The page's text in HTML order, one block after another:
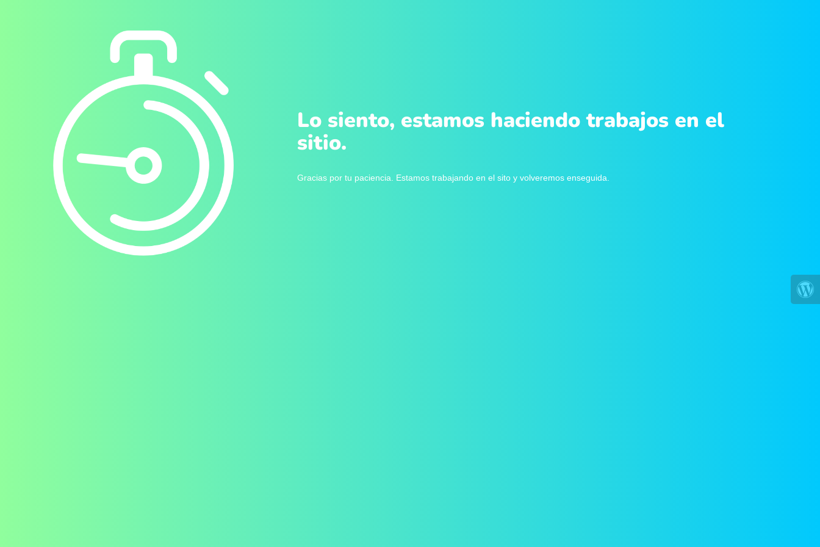
Lo siento, estamos haciendo trabajos en el
sitio.
Gracias por tu paciencia. Estamos trabajando en el sito y volveremos enseguida.